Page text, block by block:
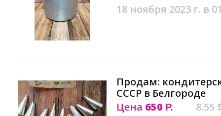
18 ноября 2023 г. в
Продам:
СССР в Белгороде
Цена 650 Р.
8.55